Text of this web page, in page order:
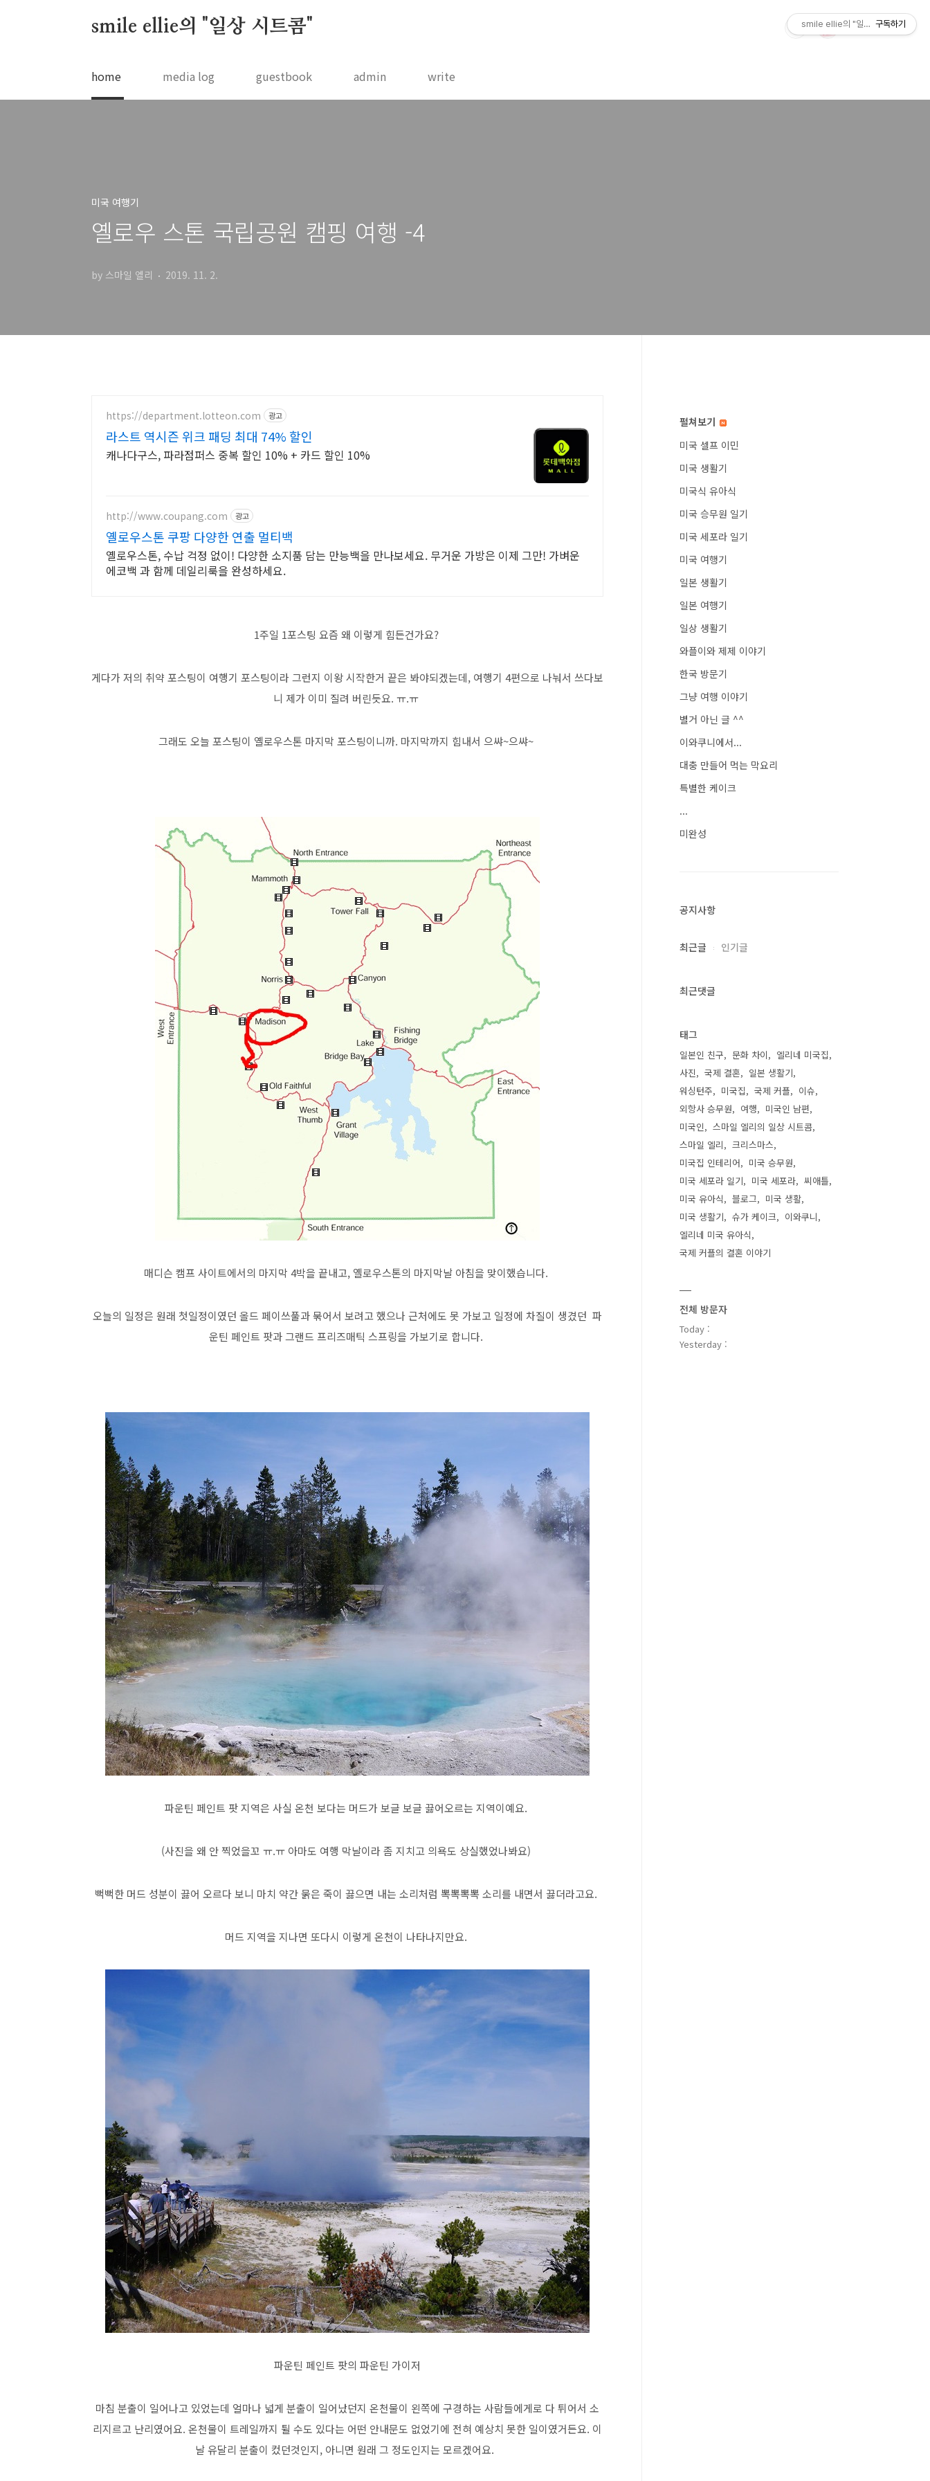
smile ellie의 "일상 시트콤"
home media log guestbook admin write
미국 여행기
옐로우 스톤 국립공원 캠핑 여행 -4
by 스마일 엘리 2019. 11. 2.
https://department.lotteon.com 광고
라스트 역시즌 위크 패딩 최대 74% 할인
캐나다구스, 파라점퍼스 중복 할인 10% + 카드 할인 10%
http://www.coupang.com 광고
옐로우스톤 쿠팡 다양한 연출 멀티백
옐로우스톤, 수납 걱정 없이! 다양한 소지품 담는 만능백을 만나보세요. 무거운 가방은 이제 그만! 가벼운
에코백 과 함께 데일리룩을 완성하세요.
1주일 1포스팅 요즘 왜 이렇게 힘든건가요?
게다가 저의 취약 포스팅이 여행기 포스팅이라 그런지 이왕 시작한거 끝은 봐야되겠는데, 여행기 4편으로 나눠서 쓰다보
니 제가 이미 질려 버린듯요. ㅠ.ㅠ
그래도 오늘 포스팅이 옐로우스톤 마지막 포스팅이니까. 마지막까지 힘내서 으쌰~으쌰~
매디슨 캠프 사이트에서의 마지막 4박을 끝내고, 옐로우스톤의 마지막날 아침을 맞이했습니다.
오늘의 일정은 원래 첫일정이였던 올드 페이쓰풀과 묶어서 보려고 했으나 근처에도 못 가보고 일정에 차질이 생겼던 파
운틴 페인트 팟과 그랜드 프리즈매틱 스프링을 가보기로 합니다.
파운틴 페인트 팟 지역은 사실 온천 보다는 머드가 보글 보글 끓어오르는 지역이예요.
(사진을 왜 안 찍었을꼬 ㅠ.ㅠ 아마도 여행 막날이라 좀 지치고 의욕도 상실했었나봐요)
뻑뻑한 머드 성분이 끓어 오르다 보니 마치 약간 묽은 죽이 끓으면 내는 소리처럼 뽁뽁뽁뽁 소리를 내면서 끓더라고요.
머드 지역을 지나면 또다시 이렇게 온천이 나타나지만요.
파운틴 페인트 팟의 파운틴 가이저
마침 분출이 일어나고 있었는데 얼마나 넓게 분출이 일어났던지 온천물이 왼쪽에 구경하는 사람들에게로 다 튀어서 소
리지르고 난리였어요. 온천물이 트레일까지 튈 수도 있다는 어떤 안내문도 없었기에 전혀 예상치 못한 일이였거든요. 이
날 유달리 분출이 컸던것인지, 아니면 원래 그 정도인지는 모르겠어요.
펼쳐보기
미국 셀프 이민
미국 생활기
미국식 유아식
미국 승무원 일기
미국 세포라 일기
미국 여행기
일본 생활기
일본 여행기
일상 생활기
와플이와 제제 이야기
한국 방문기
그냥 여행 이야기
별거 아닌 글 ^^
이와쿠니에서...
대충 만들어 먹는 막요리
특별한 케이크
...
미완성
공지사항
최근글 인기글
최근댓글
태그
일본인 친구 문화 차이
엘리네 미국집
사진
국제 결혼
일본 생활기
워싱턴주
미국집 국제 커플
이슈
외항사 승무원
여행
미국인 남편
미국인
스마일 엘리의 일상 시트콤
스마일 엘리
크리스마스
미국집 인테리어
미국 승무원
미국 세포라 일기
미국 세포라
씨애틀
미국 유아식
블로그
미국 생활
미국 생활기
슈가 케이크
이와쿠니
엘리네 미국 유아식
국제 커플의 결혼 이야기
전체 방문자
Today :
Yesterday :
smile ellie의 "일상 시트콤"
구독하기